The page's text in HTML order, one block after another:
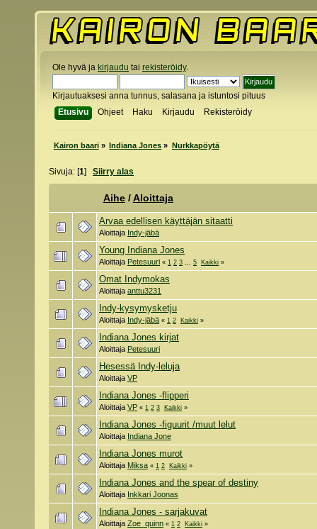
Ole hyvä ja kirjaudu tai rekisteröidy.
Kirjautuaksesi anna tunnus, salasana ja istuntosi pituus
Etusivu
Ohjeet Haku Kirjaudu Rekisteröidy
Kairon baari» Indiana Jones » Nurkkapöytä
Sivuja: [1] Siirry alas
Aihe/Aloittaja
Arvaa edellisen käyttäjän sitaatti
Aloittaja Indy-jäbä
Young Indiana Jones
Aloittaja Petesuuri « 1 2 3 ... 5 Kaikki »
Omat Indymokas
Aloittaja anttu3231
Indy-kysymysketju
Aloittaja Indy-jäbä « 1 2 Kaikki »
Indiana Jones kirjat
Aloittaja Petesuuri
Hesessä Indy-leluja
Aloittaja VP
Indiana Jones -flipperi
Aloittaja VP « 1 2 3 Kaikki »
Indiana Jones -figuurit /muut lelut
Aloittaja Indiana Jone
Indiana Jones murot
Aloittaja Miksa « 1 2 Kaikki »
Indiana Jones and the spear of destiny
Aloittaja Inkkari Joonas
Indiana Jones - sarjakuvat
Aloittaja Zoe_quinn « 1 2 Kaikki »